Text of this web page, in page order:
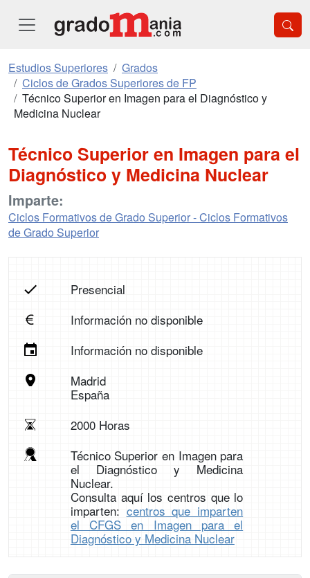
Estudios Superiores
Grados
Ciclos de Grados Superiores de FP
Técnico Superior en Imagen para el Diagnóstico y
Medicina Nuclear
Técnico Superior en Imagen para el
Diagnóstico y Medicina Nuclear
Imparte:
Ciclos Formativos de Grado Superior - Ciclos Formativos
de Grado Superior
Presencial
Información no disponible
Información no disponible
Madrid
España
2000 Horas
Técnico Superior en Imagen para
el Diagnóstico y Medicina
Nuclear.
Consulta aquí los centros que lo
imparten: centros que imparten
el CFGS en Imagen para el
Diagnóstico y Medicina Nuclear